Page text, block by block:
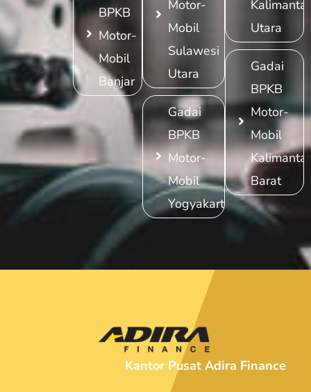
BPKB
Motor-
Mobil
Banjar
Motor-
Mobil
Sulawesi
Utara
Gadai
BPKB
Motor-
Mobil
Yogyakarta
Utara
Gadai
BPKB
Motor-
Mobil
Barat
Kantor Pusat Adira Finance